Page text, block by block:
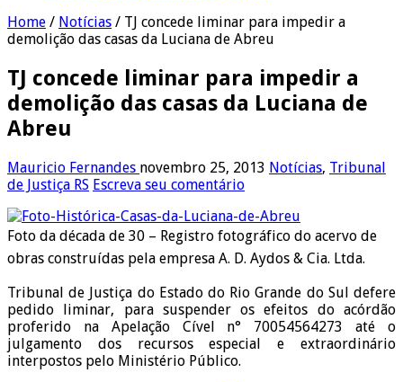
Home / Notícias / TJ concede liminar para impedir a
demolição das casas da Luciana de Abreu
TJ concede liminar para impedir a
demolição das casas da Luciana de
Abreu
Mauricio Fernandes novembro 25, 2013 Notícias, Tribunal
de Justiça RS Escreva seu comentário
Foto da década de 30 – Registro fotográfico do acervo de
obras construídas pela empresa A. D. Aydos & Cia. Ltda.
Tribunal de Justiça do Estado do Rio Grande do Sul defere
pedido liminar, para suspender os efeitos do acórdão
proferido na Apelação Cível n° 70054564273 até o
julgamento dos recursos especial e extraordinário
interpostos pelo Ministério Público.